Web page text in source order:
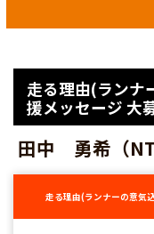
走る理由(ランナ
援メッセージ 大
田中 勇希（
走る理由(ランナーの意気